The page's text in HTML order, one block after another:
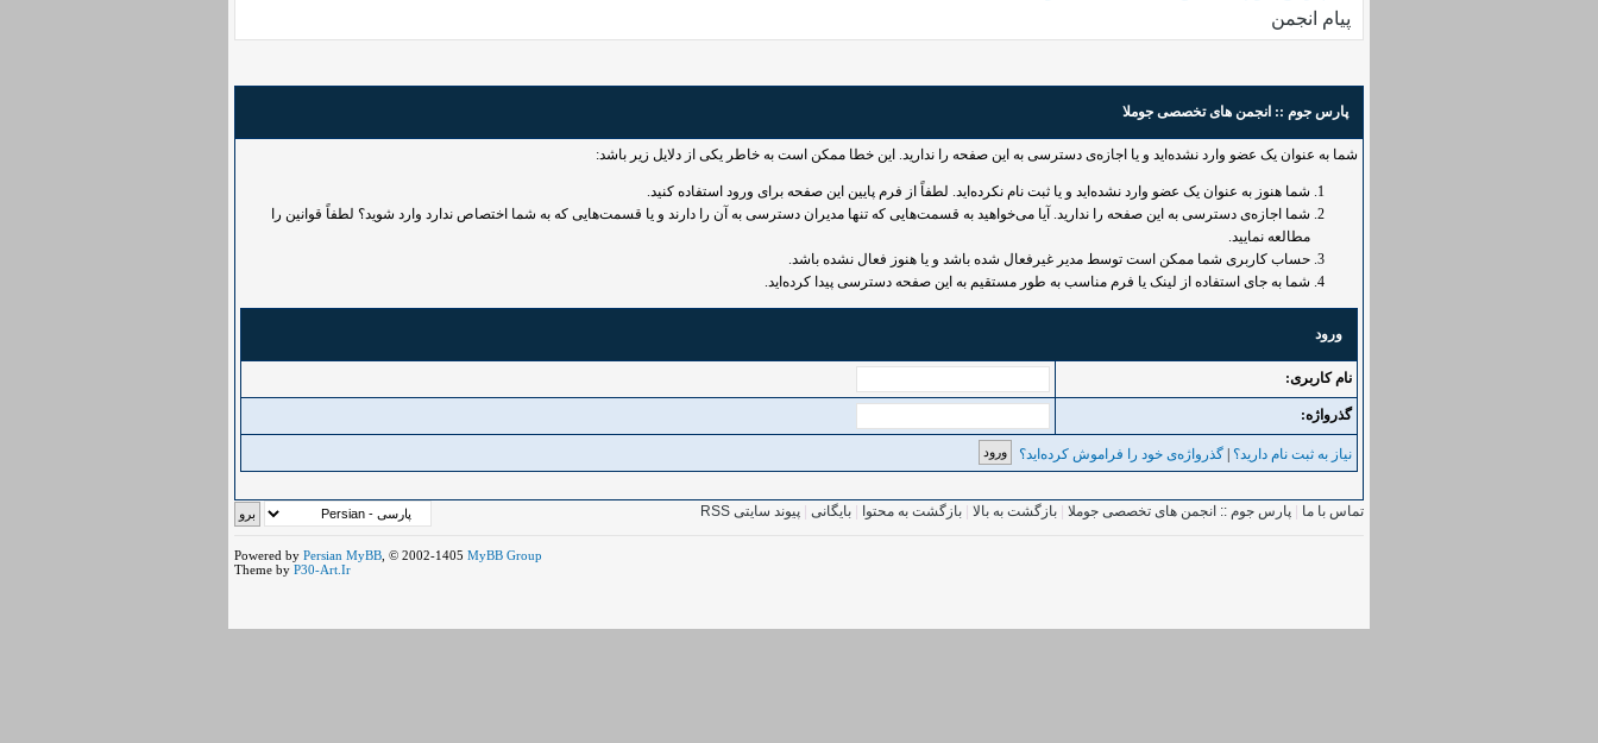
پیام انجمن
پارس جوم :: انجمن های تخصصی جوملا
شما به عنوان یک عضو وارد نشده‌اید و یا اجازه‌ی دسترسی به این صفحه را ندارید. این خطا ممکن است به خاطر یکی از دلایل زیر باشد:
شما هنوز به عنوان یک عضو وارد نشده‌اید و یا ثبت نام نکرده‌اید. لطفاً از فرم پایین این صفحه برای ورود استفاده کنید.
شما اجازه‌ی دسترسی به این صفحه را ندارید. آیا می‌خواهید به قسمت‌هایی که تنها مدیران دسترسی به آن را دارند و یا قسمت‌هایی که به شما اختصاص ندارد وارد شوید؟ لطفاً قوانین را
مطالعه نمایید.
حساب کاربری شما ممکن است توسط مدیر غیرفعال شده باشد و یا هنوز فعال نشده باشد.
شما به جای استفاده از لینک یا فرم مناسب به طور مستقیم به این صفحه دسترسی پیدا کرده‌اید.
ورود
نام کاربری:
گذرواژه‌:
نیاز به ثبت نام دارید؟ گذرواژه‌ی خود را فراموش کرده‌اید؟
تماس با ما پارس جوم :: انجمن های تخصصی جوملا بازگشت به بالا بازگشت به محتوا بایگانی پیوند سایتی RSS
Powered by Persian MyBB , © 2002-1405 MyBB Group
Theme by P30-Art.Ir